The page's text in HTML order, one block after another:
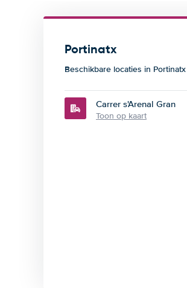
Portinatx
Beschikbare locaties in Portinatx
Carrer s'Arenal Gran
Toon op kaart